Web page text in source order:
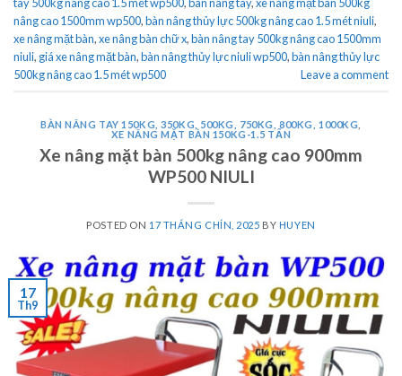
tay 500kg nâng cao 1.5 mét wp500,bàn nâng tay,xe nâng mặt bàn 500kg
nâng cao 1500mm wp500,bàn nâng thủy lực 500kg nâng cao 1.5 mét niuli,
xe nâng mặt bàn,xe nâng bàn chữ x,bàn nâng tay 500kg nâng cao 1500mm
niuli, giá xe nâng mặt bàn,bàn nâng thủy lực niuli wp500,bàn nâng thủy lực
500kg nâng cao 1.5 mét wp500
Leave a comment
BÀN NÂNG TAY 150KG, 350KG, 500KG, 750KG, 800KG, 1000KG
XE NÂNG MẶT BÀN 150KG-1.5 TẤN
Xe nâng mặt bàn 500kg nâng cao 900mm
WP500 NIULI
POSTED ON 17 THÁNG CHÍN, 2025 BY HUYEN
17
Th9